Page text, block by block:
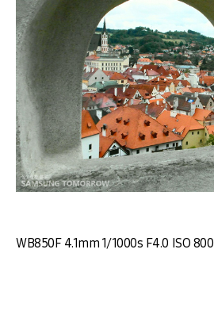
WB850F 4.1mm 1/1000s F4.0 ISO 800